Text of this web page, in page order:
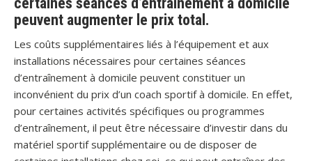
peuvent augmenter le prix total.
Les coûts supplémentaires liés à l’équipement et aux
installations nécessaires pour certaines séances
d’entraînement à domicile peuvent constituer un
inconvénient du prix d’un coach sportif à domicile. En effet,
pour certaines activités spécifiques ou programmes
d’entraînement, il peut être nécessaire d’investir dans du
matériel sportif supplémentaire ou de disposer de